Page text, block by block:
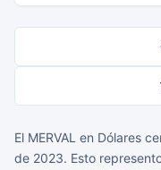
El MERVAL en Dólares
de 2023. Esto